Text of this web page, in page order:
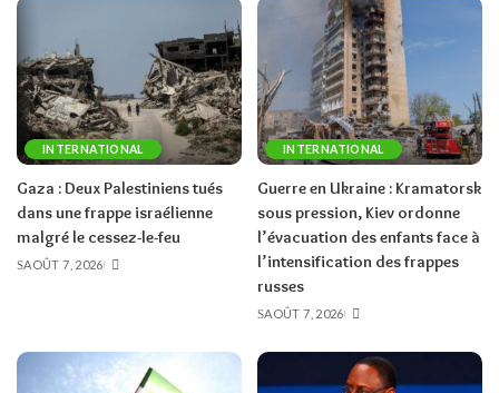
INTERNATIONAL
Gaza : Deux Palestiniens tués
dans une frappe israélienne
malgré le cessez-le-feu
AOÛT 7, 2026
INTERNATIONAL
Guerre en Ukraine : Kramatorsk
sous pression, Kiev ordonne
l’évacuation des enfants face à
l’intensification des frappes
russes
AOÛT 7, 2026